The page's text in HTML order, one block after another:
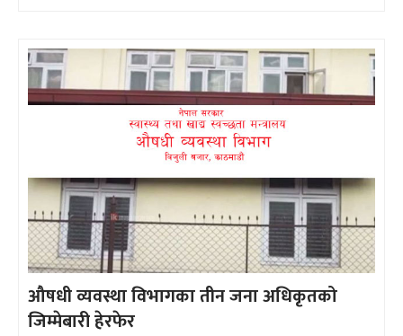
औषधी व्यवस्था विभागका तीन जना अधिकृतको
जिम्मेबारी हेरफेर